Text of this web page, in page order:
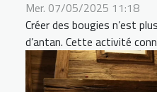
Mer. 07/05/2025 11:18
Créer des bougies n’est
d’antan. Cette activité